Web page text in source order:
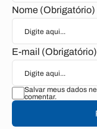
Nome (Obrigatório)
E-mail (Obrigatório)
Salvar meus dados
comentar.